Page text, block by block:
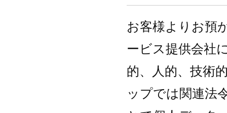
お客様よりお預
ービス提供会社
的、人的、技術
ップでは関連法